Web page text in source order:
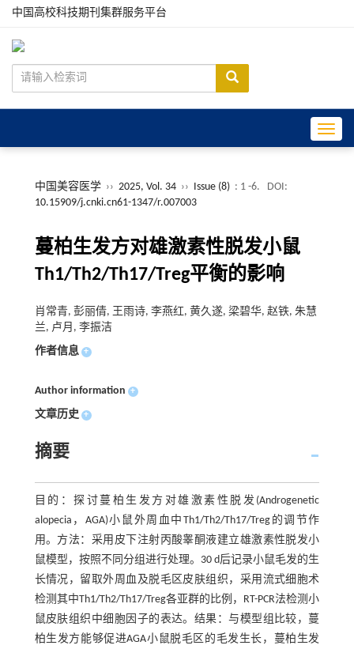
中国高校科技期刊集群服务平台
中国美容医学 ›› 2025, Vol. 34 ›› Issue (8) : 1 -6.
DOI:
10.15909/j.cnki.cn61-1347/r.007003
蔓柏生发方对雄激素性脱发小鼠
Th1/Th2/Th17/Treg平衡的影响
肖常青, 彭丽倩, 王雨诗, 李燕红, 黄久遂, 梁碧华, 赵铁, 朱慧
兰, 卢月, 李振洁
作者信息 +
Author information +
文章历史 +
摘要
目的：探讨蔓柏生发方对雄激素性脱发(Androgenetic
alopecia，AGA)小鼠外周血中Th1/Th2/Th17/Treg的调节作
用。方法：采用皮下注射丙酸睾酮液建立雄激素性脱发小
鼠模型，按照不同分组进行处理。30 d后记录小鼠毛发的生
长情况，留取外周血及脱毛区皮肤组织，采用流式细胞术
检测其中Th1/Th2/Th17/Treg各亚群的比例，RT-PCR法检测小
鼠皮肤组织中细胞因子的表达。结果：与模型组比较，蔓
柏生发方能够促进AGA小鼠脱毛区的毛发生长，蔓柏生发